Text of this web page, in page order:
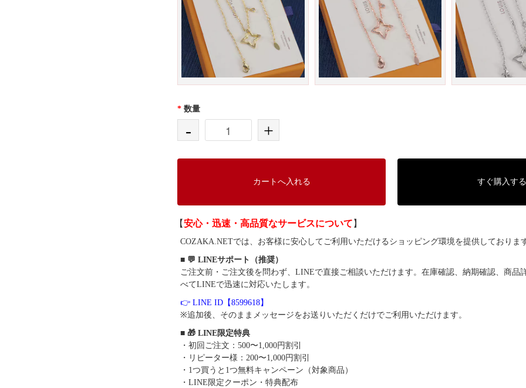
* 数量
- +
カートへ入れる すぐ購入する
【安心・迅速・高品質なサービスについて 】
COZAKA.NETでは、お客様に安心してご利用いただけるショッピング環境を提供しておりま
■ 💬 LINEサポート（推奨）
ご注文前・ご注文後を問わず、LINEで直接ご相談いただけます。在庫確認、納期確認、商品
べてLINEで迅速に対応いたします。
👉 LINE ID【8599618】
※追加後、そのままメッセージをお送りいただくだけでご利用いただけます。
■ 🎁 LINE限定特典
・初回ご注文：500〜1,000円割引
・リピーター様：200〜1,000円割引
・1つ買うと1つ無料キャンペーン（対象商品）
・LINE限定クーポン・特典配布